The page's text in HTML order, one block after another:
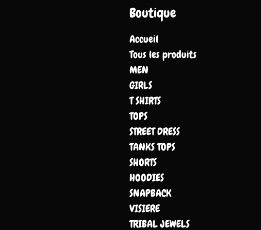
Boutique
Accueil
Tous les produits
MEN
GIRLS
T SHIRTS
TOPS
STREET DRESS
TANKS TOPS
SHORTS
HOODIES
SNAPBACK
VISIERE
TRIBAL JEWELS